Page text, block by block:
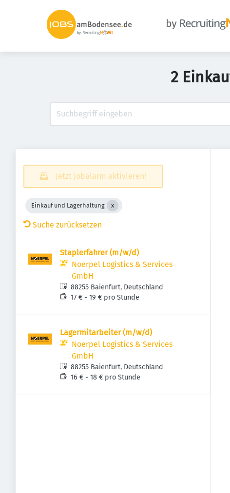
2
Jetzt Jobalarm aktivieren!
Einkauf und Lagerhaltung
Suche zurücksetzen
Staplerfahrer (m/w/d)
Noerpel Logistics & Services
GmbH
88255 Baienfurt, Deutschland
17 € - 19 € pro Stunde
Lagermitarbeiter (m/w/d)
Noerpel Logistics & Services
GmbH
88255 Baienfurt, Deutschland
16 € - 18 € pro Stunde